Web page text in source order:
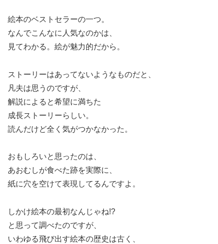
絵本のベストセラーの一つ。
なんでこんなに人気なのかは、
見てわかる。絵が魅力的だから。
ストーリーはあってないようなものだと、
凡夫は思うのですが、
解説によると希望に満ちた
成長ストーリーらしい。
読んだけど全く気がつかなかった。
おもしろいと思ったのは、
あおむしが食べた跡を実際に、
紙に穴を空けて表現してるんですよ。
しかけ絵本の最初なんじゃね!?
と思って調べたのですが、
いわゆる飛び出す絵本の歴史は古く、